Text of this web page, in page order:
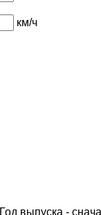
км/ч
Год выпуска -